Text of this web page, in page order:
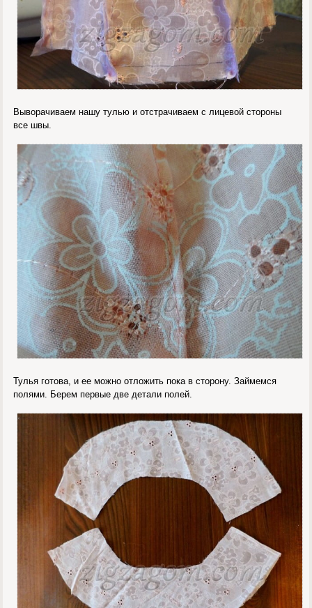
Выворачиваем нашу тулью и отстрачиваем с лицевой стороны
все швы.
Тулья готова, и ее можно отложить пока в сторону. Займемся
полями. Берем первые две детали полей.